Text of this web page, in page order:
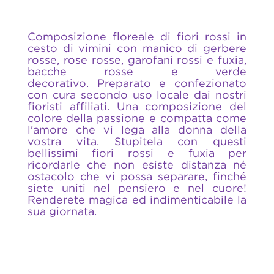
Composizione floreale di fiori rossi in
cesto di vimini con manico di gerbere
rosse, rose rosse, garofani rossi e fuxia,
bacche rosse e verde
decorativo. Preparato e confezionato
con cura secondo uso locale dai nostri
fioristi affiliati. Una composizione del
colore della passione e compatta come
l'amore che vi lega alla donna della
vostra vita. Stupitela con questi
bellissimi fiori rossi e fuxia per
ricordarle che non esiste distanza né
ostacolo che vi possa separare, finché
siete uniti nel pensiero e nel cuore!
Renderete magica ed indimenticabile la
sua giornata.